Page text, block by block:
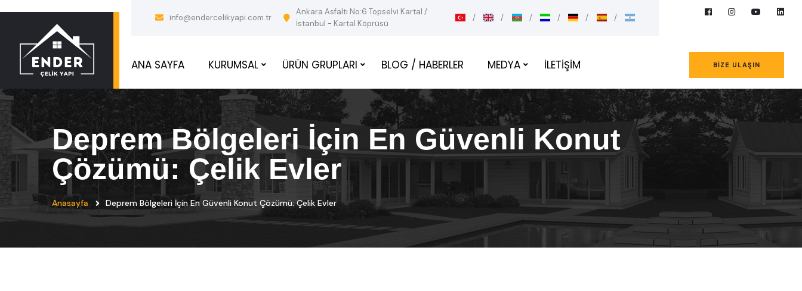
info@endercelikyapi.com.tr
Ankara Asfaltı No:6 Topselvi Kartal /
İstanbul - Kartal Köprüsü
ANA SAYFA KURUMSAL ÜRÜN GRUPLARI BLOG / HABERLER MEDYA İLETİŞİM BIZE ULAŞIN
Deprem Bölgeleri İçin En Güvenli Konut
Çözümü: Çelik Evler
Anasayfa Deprem Bölgeleri İçin En Güvenli Konut Çözümü: Çelik Evler